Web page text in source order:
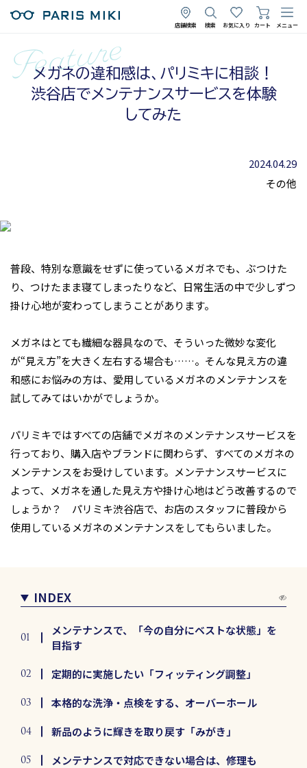
店舗検索 検索 お気に入り カート メニュー
メガネの違和感は、パリミキに相談！
渋谷店でメンテナンスサービスを体験
してみた
2024.04.29
その他
普段、特別な意識をせずに使っているメガネでも、ぶつけた
り、つけたまま寝てしまったりなど、日常生活の中で少しずつ
掛け心地が変わってしまうことがあります。
メガネはとても繊細な器具なので、そういった微妙な変化
が“見え方”を大きく左右する場合も……。そんな見え方の違
和感にお悩みの方は、愛用しているメガネのメンテナンスを
試してみてはいかがでしょうか。
パリミキではすべての店舗でメガネのメンテナンスサービスを
行っており、購入店やブランドに関わらず、すべてのメガネの
メンテナンスをお受けしています。メンテナンスサービスに
よって、メガネを通した見え方や掛け心地はどう改善するので
しょうか？ パリミキ渋谷店で、お店のスタッフに普段から
使用しているメガネのメンテナンスをしてもらいました。
INDEX
メンテナンスで、「今の自分にベストな状態」を
目指す
定期的に実施したい「フィッティング調整」
本格的な洗浄・点検をする、オーバーホール
新品のように輝きを取り戻す「みがき」
メンテナンスで対応できない場合は、修理も